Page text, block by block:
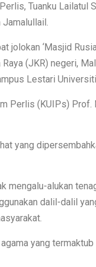
Tuanku Lailatul
Jamalullail.
‘Masjid
(JKR) negeri,
Lestari
Perlis (KUIPs) Prof.
yang
mengalu-alukan
dalil-dalil
yang